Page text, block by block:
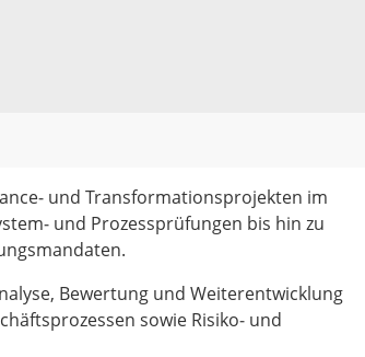
und Transformationsprojekten im
und Prozessprüfungen bis hin zu
Bewertung und Weiterentwicklung
sowie Risiko‑ und